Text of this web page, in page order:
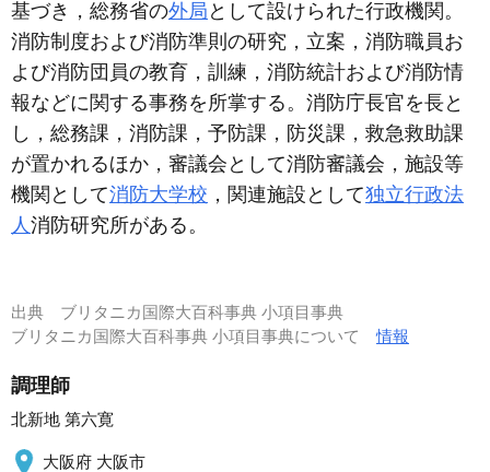
基づき，総務省の外局 として設けられた行政機関。
消防制度および消防準則の研究，立案，消防職員お
よび消防団員の教育，訓練，消防統計および消防情
報などに関する事務を所掌する。消防庁長官を長と
し，総務課，消防課，予防課，防災課，救急救助課
が置かれるほか，審議会として消防審議会，施設等
機関として消防大学校 ，関連施設として独立行政法
人 消防研究所がある。
出典 ブリタニカ国際大百科事典 小項目事典
ブリタニカ国際大百科事典 小項目事典について情報
調理師
北新地 第六寛
大阪府 大阪市